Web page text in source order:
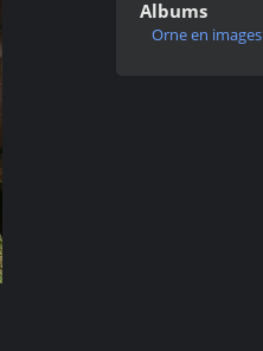
Albums
Orne en images